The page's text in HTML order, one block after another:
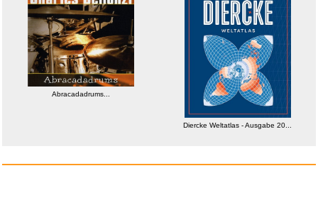
Fulbat - Rasenmäher Batte...
Anzeige
Abracadadrums...
Diercke Weltatlas - Ausgabe 20...